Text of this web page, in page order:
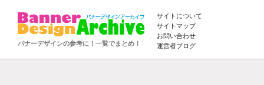
バナーデザインの参考に！一覧でまとめ！
サイトについて
サイトマップ
お問い合わせ
運営者ブログ